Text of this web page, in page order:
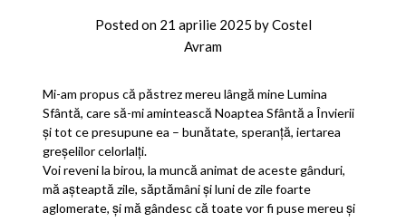
Posted on 21 aprilie 2025 byCostel
Avram
Mi-am propus că păstrez mereu lângă mine Lumina
Sfântă, care să-mi amintească Noaptea Sfântă a Învierii
și tot ce presupune ea – bunătate, speranță, iertarea
greșelilor celorlalți.
Voi reveni la birou, la muncă animat de aceste gânduri,
mă așteaptă zile, săptămâni și luni de zile foarte
aglomerate, și mă gândesc că toate vor fi puse mereu și